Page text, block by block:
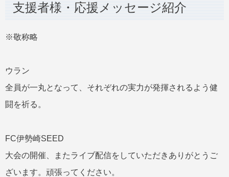
支援者様・応援メッセージ紹介
※敬称略
ウラン
全員が一丸となって、それぞれの実力が発揮されるよう健
闘を祈る。
FC伊勢崎SEED
大会の開催、またライブ配信をしていただきありがとうご
ざいます。頑張ってください。